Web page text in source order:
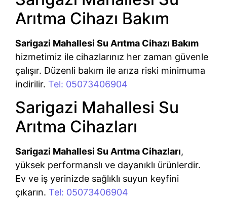
Arıtma Cihazı Bakım
Sarigazi Mahallesi Su Arıtma Cihazı Bakım
hizmetimiz ile cihazlarınız her zaman güvenle
çalışır. Düzenli bakım ile arıza riski minimuma
indirilir. Tel: 05073406904
Sarigazi Mahallesi Su
Arıtma Cihazları
Sarigazi Mahallesi Su Arıtma Cihazları,
yüksek performanslı ve dayanıklı ürünlerdir.
Ev ve iş yerinizde sağlıklı suyun keyfini
çıkarın. Tel: 05073406904